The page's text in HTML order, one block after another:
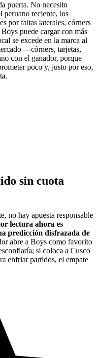
puerta. No necesito
peruano reciente, los
por faltas laterales, córners
puede cargar con más
se excede en la marca al
—córners, tarjetas,
con el ganador, porque
poco y, justo por eso,
sin cuota
no hay apuesta responsable
lectura ahora es
predicción disfrazada de
abre a Boys como favorito
si coloca a Cusco
enfriar partidos, el empate